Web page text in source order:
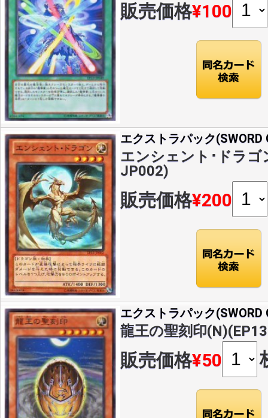
販売価格¥100
エクストラパック(SWORD
エンシェント･ドラゴ
JP002)
販売価格¥200
エクストラパック(SWORD
龍王の聖刻印
販売価格¥50